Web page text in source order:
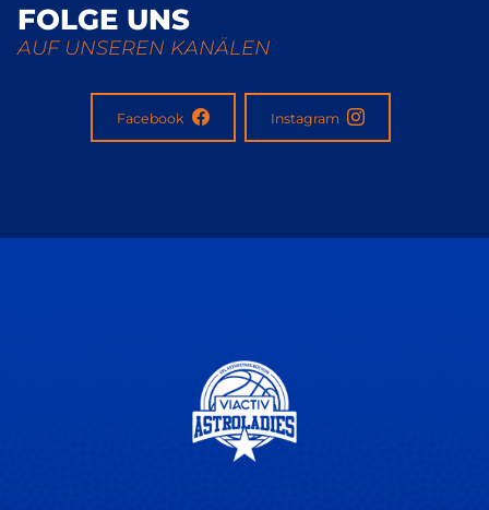
FOLGE UNS
AUF UNSEREN KANÄLEN
Facebook Instagram